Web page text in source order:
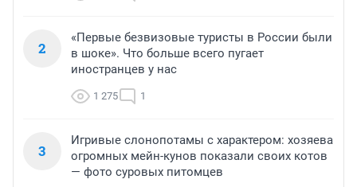
2
«Первые безвизовые туристы в России были
в шоке». Что больше всего пугает
иностранцев у нас
1 275 1
3
Игривые слонопотамы с характером: хозяева
огромных мейн-кунов показали своих котов
— фото суровых питомцев